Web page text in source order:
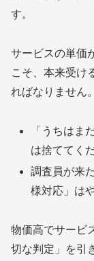
す。
サービスの単価
こそ、本来受け
ればなりません。
「うちはま
は捨ててく
調査員が来
様対応」は
物価高でサービ
切な判定」を引